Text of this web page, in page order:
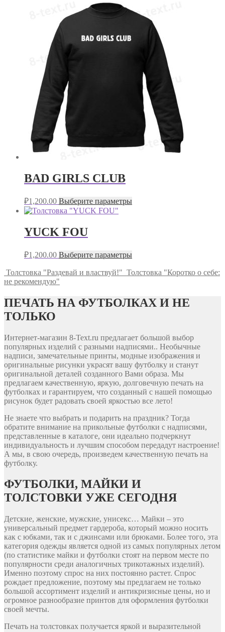
BAD GIRLS CLUB
₽1,200.00 Выберите параметры
YUCK FOU
₽1,200.00 Выберите параметры
Толстовка "Раздевай и властвуй!" Толстовка "Коротко о себе:
не рекомендую"
ПЕЧАТЬ НА ФУТБОЛКАХ И НЕ
ТОЛЬКО
Интернет-магазин 8-Text.ru предлагает большой выбор
популярных изделий с разными надписями.. Необычные
надписи, замечательные принты, модные изображения и
оригинальные рисунки украсят вашу футболку и станут
оригинальной деталей созданного Вами образа. Мы
предлагаем качественную, яркую, долговечную печать на
футболках и гарантируем, что созданный с нашей помощью
рисунок будет радовать своей яркостью все лето!
Не знаете что выбрать и подарить на праздник? Тогда
обратите внимание на прикольные футболки с надписями,
представленные в каталоге, они идеально подчеркнут
индивидуальность и лучшим способом передадут настроение!
А мы, в свою очередь, произведем качественную печать на
футболку.
ФУТБОЛКИ, МАЙКИ И
ТОЛСТОВКИ УЖЕ СЕГОДНЯ
Детские, женские, мужские, унисекс… Майки – это
универсальный предмет гардероба, который можно носить
как с юбками, так и с джинсами или брюками. Более того, эта
категория одежды является одной из самых популярных летом
(по статистике майки и футболки стоят на первом месте по
популярности среди аналогичных трикотажных изделий).
Именно поэтому спрос на них постоянно растет. Спрос
рождает предложение, поэтому мы предлагаем не только
большой ассортимент изделий и антикризисные цены, но и
огромное разнообразие принтов для оформления футболки
своей мечты.
Печать на толстовках получается яркой и выразительной